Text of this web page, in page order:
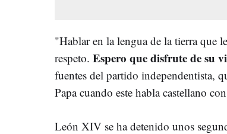
"Hablar en la lengua de la tierra que
respeto. Espero que disfrute de su
fuentes del partido independentista,
Papa cuando este habla castellano
León XIV se ha detenido unos